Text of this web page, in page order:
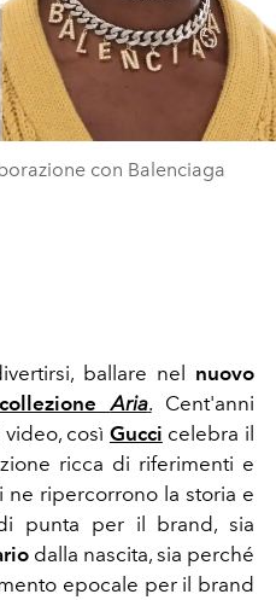
con Balenciaga
ballare nel nuovo
Aria.Cent'anni
così Gucci celebra il
ricca di riferimenti e
ripercorrono la storia e
punta per il brand, sia
dalla nascita, sia perché
epocale per il brand